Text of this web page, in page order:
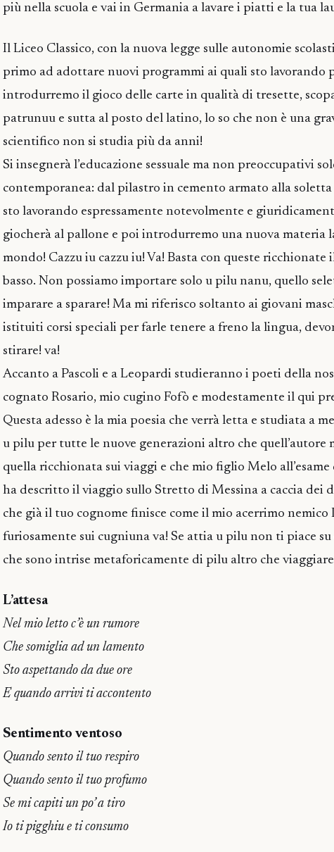
più nella scuola e vai in Germania a lavare i piatti e la tua
Il Liceo Classico, con la nuova legge sulle autonomie
primo ad adottare nuovi programmi ai quali sto lavorando
introdurremo il gioco delle carte in qualità di tresette,
patrunuu e sutta al posto del latino, lo so che non è una
scientifico non si studia più da anni!
Si insegnerà l’educazione sessuale ma non preoccupativi
contemporanea: dal pilastro in cemento armato alla
sto lavorando espressamente notevolmente e
giocherà al pallone e poi introdurremo una nuova materia
mondo! Cazzu iu cazzu iu! Va! Basta con queste
basso. Non possiamo importare solo u pilu nanu, quello
imparare a sparare! Ma mi riferisco soltanto ai giovani
istituiti corsi speciali per farle tenere a freno la lingua,
stirare! va!
Accanto a Pascoli e a Leopardi studieranno i poeti della
cognato Rosario, mio cugino Fofò e modestamente il qui
Questa adesso è la mia poesia che verrà letta e studiata a
u pilu per tutte le nuove generazioni altro che quell’autore
quella ricchionata sui viaggi e che mio figlio Melo
ha descritto il viaggio sullo Stretto di Messina a caccia dei
che già il tuo cognome finisce come il mio acerrimo nemico
furiosamente sui cugniuna va! Se attia u pilu non ti piace
che sono intrise metaforicamente di pilu altro che
L’attesa
Nel mio letto c’è un rumore
Che somiglia ad un lamento
Sto aspettando da due ore
E quando arrivi ti accontento
Sentimento ventoso
Quando sento il tuo respiro
Quando sento il tuo profumo
Se mi capiti un po’ a tiro
Io ti pigghiu e ti consumo